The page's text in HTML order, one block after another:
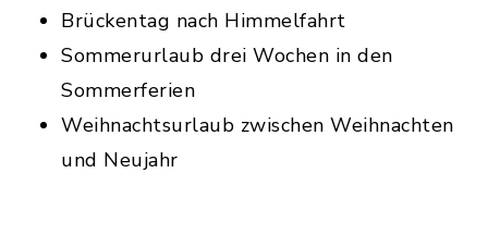
Brückentag nach Himmelfahrt
Sommerurlaub drei Wochen in den
Sommerferien
Weihnachtsurlaub zwischen Weihnachten
und Neujahr